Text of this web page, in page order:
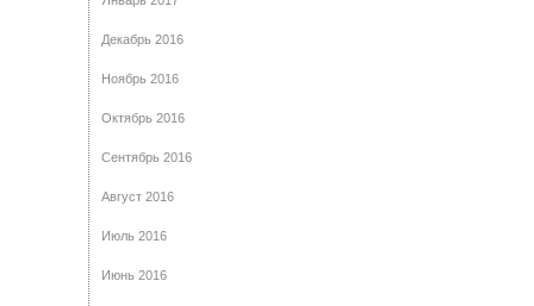
Декабрь 2016
Ноябрь 2016
Октябрь 2016
Сентябрь 2016
Август 2016
Июль 2016
Июнь 2016